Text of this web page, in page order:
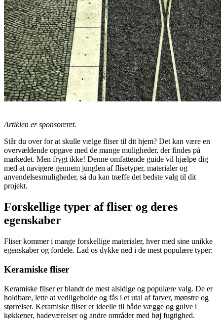
Artiklen er sponsoreret.
Står du over for at skulle vælge fliser til dit hjem? Det kan være en
overvældende opgave med de mange muligheder, der findes på
markedet. Men frygt ikke! Denne omfattende guide vil hjælpe dig
med at navigere gennem junglen af flisetyper, materialer og
anvendelsesmuligheder, så du kan træffe det bedste valg til dit
projekt.
Forskellige typer af fliser og deres
egenskaber
Fliser kommer i mange forskellige materialer, hver med sine unikke
egenskaber og fordele. Lad os dykke ned i de mest populære typer:
Keramiske fliser
Keramiske fliser er blandt de mest alsidige og populære valg. De er
holdbare, lette at vedligeholde og fås i et utal af farver, mønstre og
størrelser. Keramiske fliser er ideelle til både vægge og gulve i
køkkener, badeværelser og andre områder med høj fugtighed.